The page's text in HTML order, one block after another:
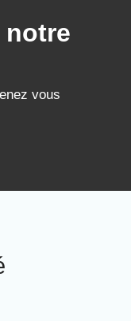
notre
vous